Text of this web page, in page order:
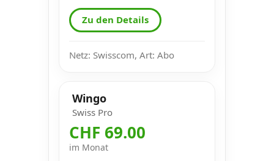
Zu den Details
Netz: Swisscom, Art: Abo
Wingo
Swiss Pro
CHF 69.00
im Monat